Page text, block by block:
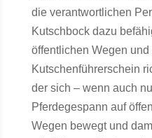
die verantwortlichen
Kutschbock dazu
öffentlichen Wegen
Kutschenführerschein
der sich – wenn auch
Pferdegespann auf
Wegen bewegt und